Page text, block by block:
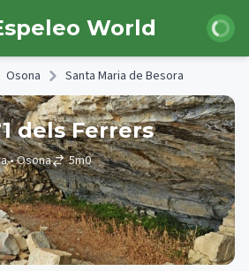
World Iniciar
Osona Santa Maria de Besora
dels Ferrers
• Osona 5m0